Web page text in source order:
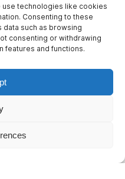
technologies like cookies
Consenting to these
such as browsing
consenting or withdrawing
features and functions.
data onversleuteld
organisatie
absolute transparantie
Het is onaanvaardbaar
informatie